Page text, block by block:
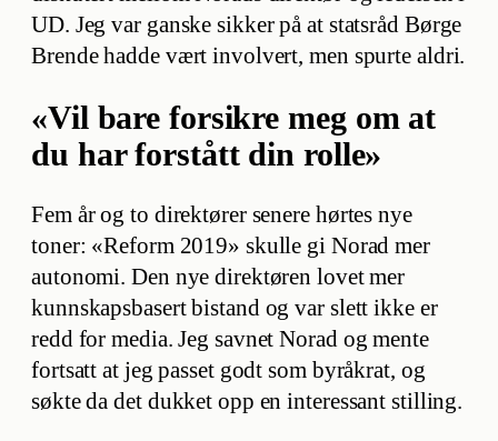
UD. Jeg var ganske sikker på at statsråd Børge
Brende hadde vært involvert, men spurte aldri.
«Vil bare forsikre meg om at
du har forstått din rolle»
Fem år og to direktører senere hørtes nye
toner: «Reform 2019» skulle gi Norad mer
autonomi. Den nye direktøren lovet mer
kunnskapsbasert bistand og var slett ikke er
redd for media. Jeg savnet Norad og mente
fortsatt at jeg passet godt som byråkrat, og
søkte da det dukket opp en interessant stilling.